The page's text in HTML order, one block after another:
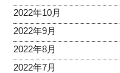
2022年10月
2022年9月
2022年8月
2022年7月